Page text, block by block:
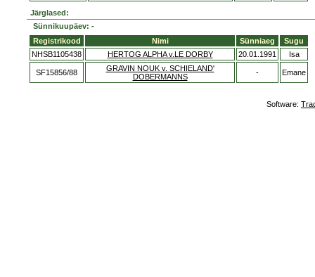
Järglased:
Sünnikuupäev: -
Registrikood
Nimi Sünniaeg
Sugu
NHSB1105438
HERTOG ALPHA v.LE DORBY 20.01.1991 Isa
SF15856/88
GRAVIN NOUK v. SCHIELAND'
DOBERMANNS
- Emane
Software: